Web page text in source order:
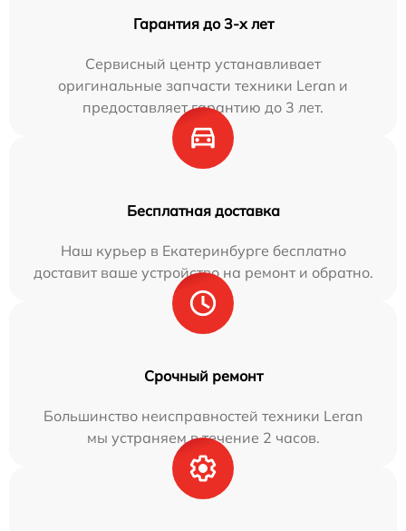
Гарантия до 3-х лет
Сервисный центр устанавливает
оригинальные запчасти техники Leran и
предоставляет гарантию до 3 лет.
Бесплатная доставка
Наш курьер в Екатеринбурге бесплатно
доставит ваше устройство на ремонт и обратно.
Срочный ремонт
Большинство неисправностей техники Leran
мы устраняем в течение 2 часов.